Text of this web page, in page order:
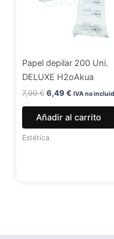
Papel depilar 200 Uni.
DELUXE H2oAkua
7,99€6,49 € IVA no
Añadir al carrito
Estética